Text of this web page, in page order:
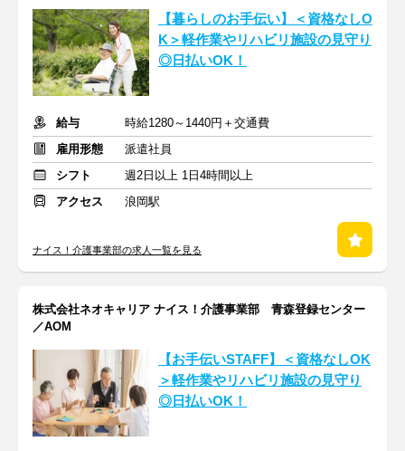
【暮らしのお手伝い】＜資格なしO
K＞軽作業やリハビリ施設の見守り
◎日払いOK！
給与
時給1280～1440円＋交通費
雇用形態
派遣社員
シフト
週2日以上 1日4時間以上
アクセス
浪岡駅
ナイス！介護事業部の求人一覧を見る
株式会社ネオキャリア ナイス！介護事業部 青森登録センター
／AOM
【お手伝いSTAFF】＜資格なしOK
＞軽作業やリハビリ施設の見守り
◎日払いOK！